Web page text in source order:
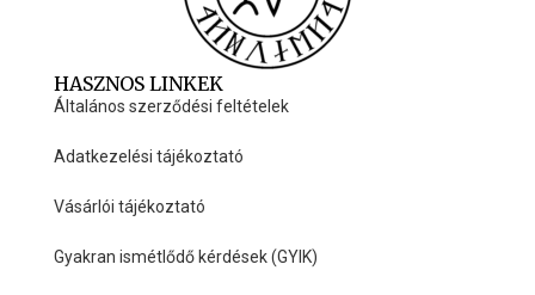
HASZNOS LINKEK
Általános szerződési feltételek
Adatkezelési tájékoztató
Vásárlói tájékoztató
Gyakran ismétlődő kérdések (GYIK)